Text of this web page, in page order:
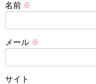
名前 ※
メール ※
サイト